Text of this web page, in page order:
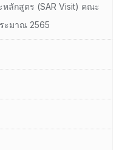
ลักสูตร (SAR Visit) คณะ
ะมาณ 2565